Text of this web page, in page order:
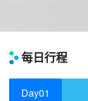
每日行程
Day01